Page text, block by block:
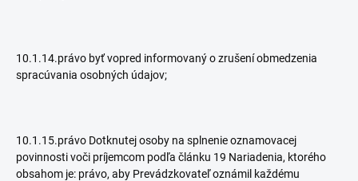
10.1.14.právo byť vopred informovaný o zrušení obmedzenia
spracúvania osobných údajov;
10.1.15.právo Dotknutej osoby na splnenie oznamovacej
povinnosti voči príjemcom podľa článku 19 Nariadenia, ktorého
obsahom je: právo, aby Prevádzkovateľ oznámil každému